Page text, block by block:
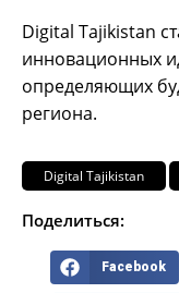
Digital Tajikistan
инновационных
определяющих
региона.
Digital Tajikistan
Поделиться:
Facebook